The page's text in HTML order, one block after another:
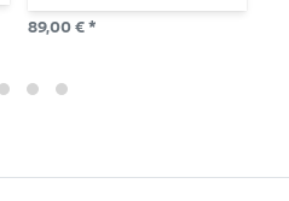
89,00 € *